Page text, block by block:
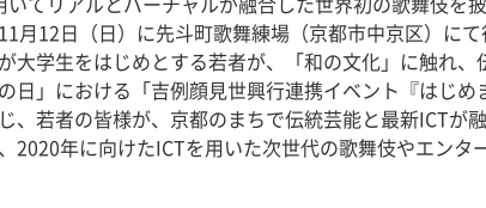
月12日（日）に先斗町歌舞練場（京都市中京区）にて
大学生をはじめとする若者が、「和の文化」に触れ
日」における「吉例顔見世興行連携イベント『はじめ
、若者の皆様が、京都のまちで伝統芸能と最新ICTが
2020年に向けたICTを用いた次世代の歌舞伎やエン